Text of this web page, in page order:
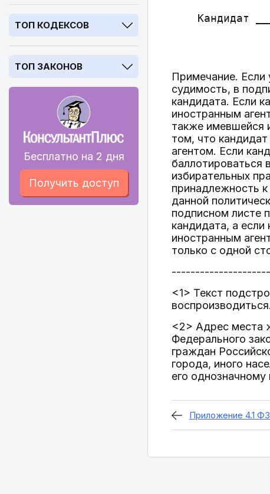
ТОП КОДЕКСОВ
ТОП ЗАКОНОВ
Бесплатно на 2 дня
Получить доступ
Кандидат
Примечание. Если
судимость, в
кандидата. Если
иностранным
также имевшейся
том, что
агентом. Если
баллотироваться
избирательных
принадлежность
данной
подписном листе
кандидата, а
иностранным
только с одной
<1> Текст
воспроизводиться.
<2> Адрес места
Федерального
граждан
города, иного
его
Приложение 4.1